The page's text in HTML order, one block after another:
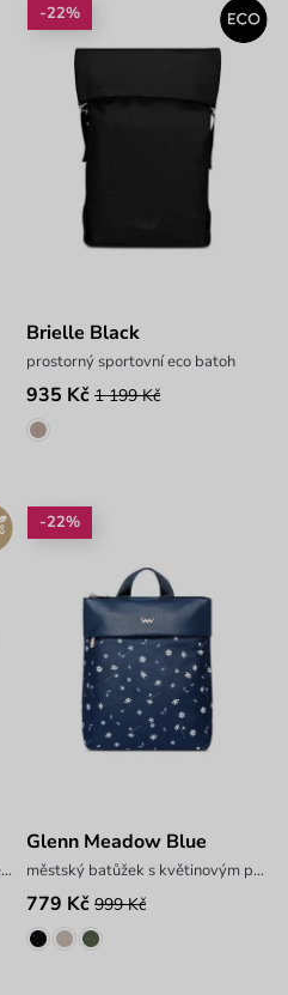
-22%
Brielle Black
prostorný sportovní eco batoh
935 Kč 1 199 Kč
prostorný batoh na kočárek Engelis
-22%
Glenn Meadow Blue
městský batůžek s květinovým potiskem
779 Kč 999 Kč